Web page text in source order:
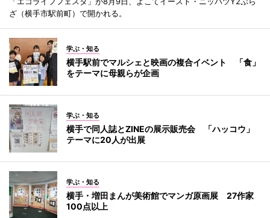
ざ（横手市駅前町）で開かれる。
学ぶ・知る
横手駅前でマルシェと映画の複合イベント 「食」
をテーマに母親らが企画
学ぶ・知る
横手で同人誌とZINEの展示販売会 「ハッコウ」
テーマに20人が出展
学ぶ・知る
横手・増田まんが美術館でマンガ原画展 27作家
100点以上